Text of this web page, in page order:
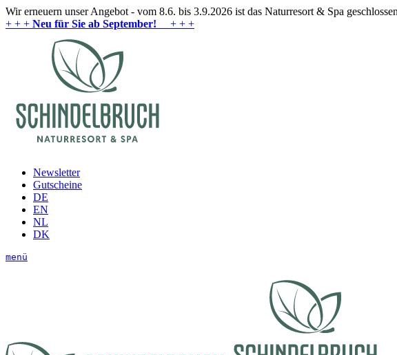
Wir erneuern unser Angebot - vom 8.6. bis 3.9.2026 ist das Naturresort & Spa
+ + + Neu für Sie ab September! + + +
Newsletter
Gutscheine
DE
EN
NL
DK
menü